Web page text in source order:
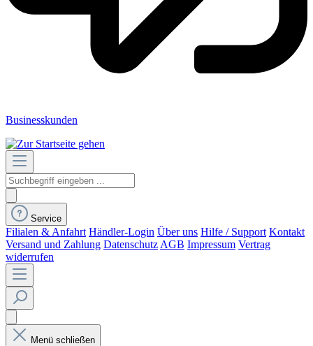
Businesskunden
Service
Filialen & Anfahrt Händler-Login Über uns Hilfe / Support Kontakt
Versand und Zahlung Datenschutz AGB Impressum Vertrag
widerrufen
Menü schließen